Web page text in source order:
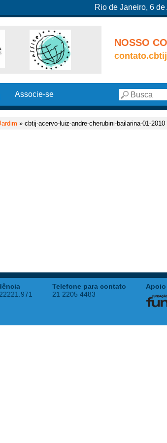
Rio de Janeiro, 6
NOSSO
Associe-se
» cbtij-acervo-luiz-andre-cherubini-bailarina-01-2010
Telefone para contato
21 2205 4483
Apoio